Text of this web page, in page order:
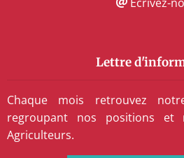
Lettre
Chaque mois retrouvez
regroupant nos positions et
Agriculteurs.